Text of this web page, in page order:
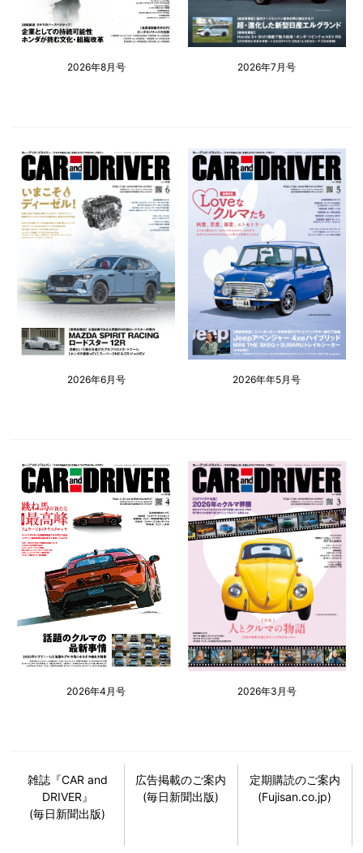
2026年8月号 2026年7月号
2026年6月号 2026年年5月号
2026年4月号 2026年3月号
雑誌『CAR and
DRIVER』
(毎日新聞出版)
広告掲載のご案内
(毎日新聞出版)
定期購読のご案内
(Fujisan.co.jp)